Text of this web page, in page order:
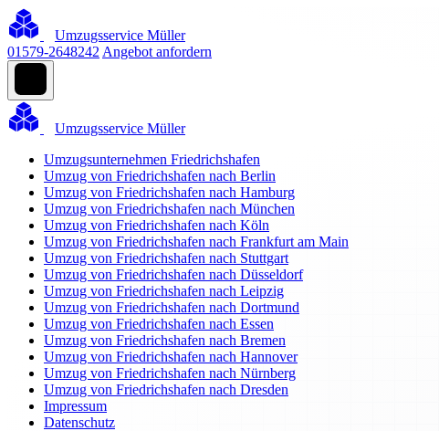
Umzugsservice Müller
01579-2648242 Angebot anfordern
Umzugsservice Müller
Umzugsunternehmen Friedrichshafen
Umzug von Friedrichshafen nach Berlin
Umzug von Friedrichshafen nach Hamburg
Umzug von Friedrichshafen nach München
Umzug von Friedrichshafen nach Köln
Umzug von Friedrichshafen nach Frankfurt am Main
Umzug von Friedrichshafen nach Stuttgart
Umzug von Friedrichshafen nach Düsseldorf
Umzug von Friedrichshafen nach Leipzig
Umzug von Friedrichshafen nach Dortmund
Umzug von Friedrichshafen nach Essen
Umzug von Friedrichshafen nach Bremen
Umzug von Friedrichshafen nach Hannover
Umzug von Friedrichshafen nach Nürnberg
Umzug von Friedrichshafen nach Dresden
Impressum
Datenschutz